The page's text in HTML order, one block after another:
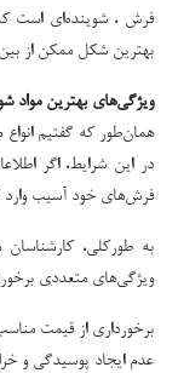
فرش ، شوینده‌ای است
بهترین شکل ممکن از بین
ویژگی‌های بهترین مواد
همان‌طور که گفتیم
در این شرایط، اگر
فرش‌های خود آسیب وارد
به طورکلی، کارشناسان
ویژگی‌های متعددی
برخورداری از قیمت
عدم ایجاد پوسیدگی و